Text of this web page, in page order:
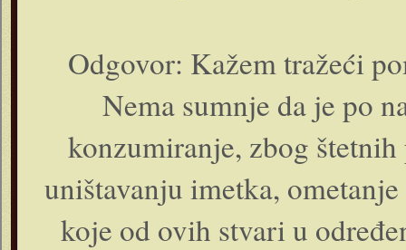
Odgovor: Kažem tražeći
Nema sumnje da je po
konzumiranje, zbog
uništavanju imetka,
koje od ovih stvari u